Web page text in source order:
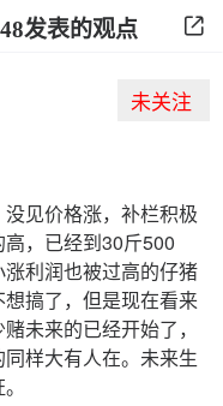
发表的观点
未关注
见价格涨，补栏积极
，已经到30斤500
利润也被过高的仔猪
搞了，但是现在看来
未来的已经开始了，
样大有人在。未来生